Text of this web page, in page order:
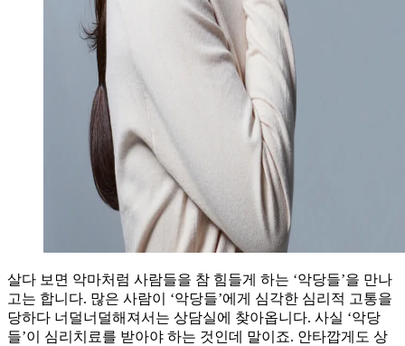
살다 보면 악마처럼 사람들을 참 힘들게 하는 ‘악당들’을 만나
고는 합니다. 많은 사람이 ‘악당들’에게 심각한 심리적 고통을
당하다 너덜너덜해져서는 상담실에 찾아옵니다. 사실 ‘악당
들’이 심리치료를 받아야 하는 것인데 말이죠. 안타깝게도 상